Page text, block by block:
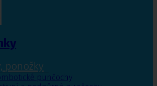
ponožky
punčochy